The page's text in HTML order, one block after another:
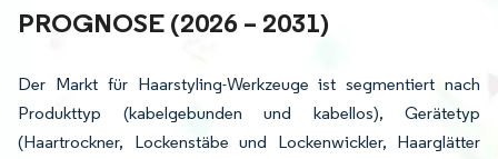
ROGNOSE (2026 – 2031)
Der Markt für Haarstyling-Werkzeuge ist segmentiert nach
Produkttyp (kabelgebunden und kabellos), Gerätetyp
(Haartrockner, Lockenstäbe und Lockenwickler, Haarglätter